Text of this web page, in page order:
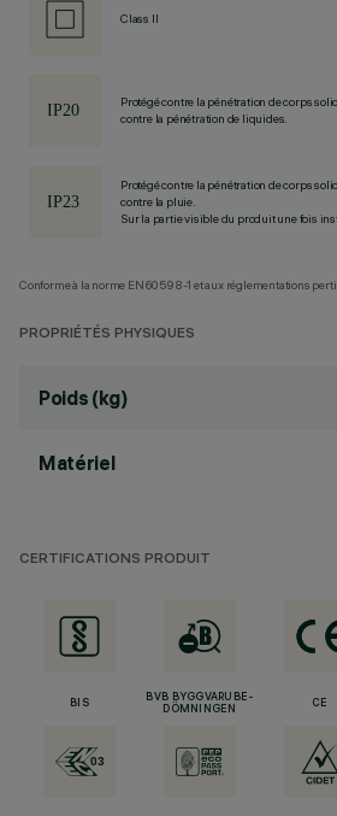
Class II
Protégé contre la pénétration de corps
contre la pénétration de liquides.
Protégé contre la pénétration de corps
contre la pluie.
Sur la partie visible du produit une fois
Conforme à la norme EN60598-1 et aux réglementations
PROPRIÉTÉS PHYSIQUES
Poids (kg)
Matériel
CERTIFICATIONS PRODUIT
BIS
BVB BYGGVARUBE-
DÖMNINGEN
CE